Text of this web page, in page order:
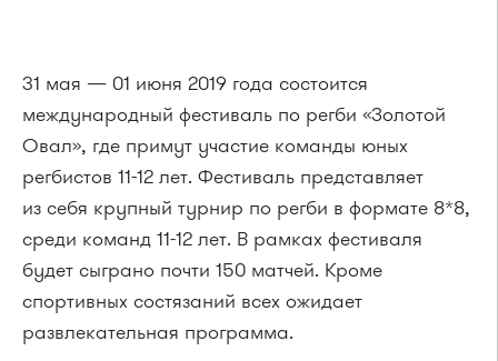
31 мая — 01 июня 2019 года состоится
международный фестиваль по регби «Золотой
Овал», где примут участие команды юных
регбистов 11-12 лет. Фестиваль представляет
из себя крупный турнир по регби в формате 8*8,
среди команд 11-12 лет. В рамках фестиваля
будет сыграно почти 150 матчей. Кроме
спортивных состязаний всех ожидает
развлекательная программа.